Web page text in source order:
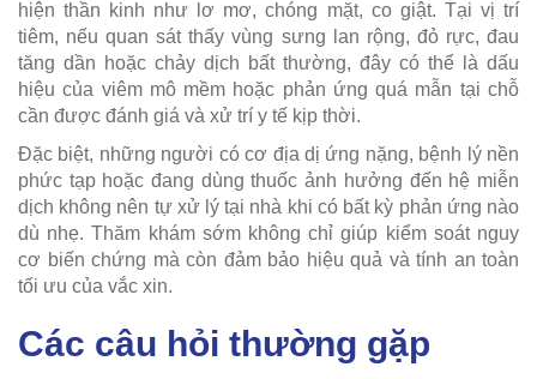
hiện thần kinh như lơ mơ, chóng mặt, co giật. Tại vị trí
tiêm, nếu quan sát thấy vùng sưng lan rộng, đỏ rực, đau
tăng dần hoặc chảy dịch bất thường, đây có thể là dấu
hiệu của viêm mô mềm hoặc phản ứng quá mẫn tại chỗ
cần được đánh giá và xử trí y tế kịp thời.
Đặc biệt, những người có cơ địa dị ứng nặng, bệnh lý nền
phức tạp hoặc đang dùng thuốc ảnh hưởng đến hệ miễn
dịch không nên tự xử lý tại nhà khi có bất kỳ phản ứng nào
dù nhẹ. Thăm khám sớm không chỉ giúp kiểm soát nguy
cơ biến chứng mà còn đảm bảo hiệu quả và tính an toàn
tối ưu của vắc xin.
Các câu hỏi thường gặp